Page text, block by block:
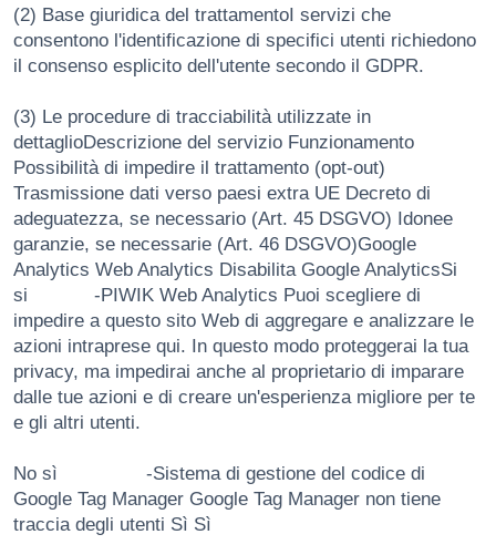
(2) Base giuridica del trattamentoI servizi che
consentono l'identificazione di specifici utenti richiedono
il consenso esplicito dell'utente secondo il GDPR.
(3) Le procedure di tracciabilità utilizzate in
dettaglioDescrizione del servizio Funzionamento
Possibilità di impedire il trattamento (opt-out)
Trasmissione dati verso paesi extra UE Decreto di
adeguatezza, se necessario (Art. 45 DSGVO) Idonee
garanzie, se necessarie (Art. 46 DSGVO)Google
Analytics Web Analytics Disabilita Google AnalyticsSi
si -PIWIK Web Analytics Puoi scegliere di
impedire a questo sito Web di aggregare e analizzare le
azioni intraprese qui. In questo modo proteggerai la tua
privacy, ma impedirai anche al proprietario di imparare
dalle tue azioni e di creare un'esperienza migliore per te
e gli altri utenti.
No sì -Sistema di gestione del codice di
Google Tag Manager Google Tag Manager non tiene
traccia degli utenti Sì Sì